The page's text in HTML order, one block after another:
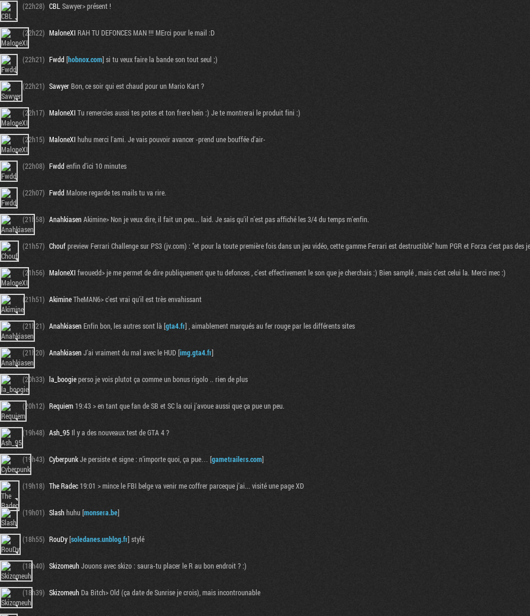
(22h28) CBL Sawyer> présent !
(22h22) MaloneXIRAH TU DEFONCES MAN !!! MErci pour le mail :D
(22h21) Fwdd[hobnox.com] si tu veux faire la bande son tout seul ;)
(22h21) SawyerBon, ce soir qui est chaud pour un Mario Kart ?
(22h17) MaloneXI Tu remercies aussi tes potes et ton frere hein :) Je te montrerai le produit fini :)
(22h15) MaloneXIhuhu merci l'ami. Je vais pouvoir avancer -prend une bouffée d'air-
(22h08) Fwddenfin d'ici 10 minutes
(22h07) FwddMalone regarde tes mails tu va rire.
(21h58) AnahkiasenAkimine> Non je veux dire, il fait un peu... laid. Je sais qu'il n'est pas affiché les 3/4 du temps m'enfin.
(21h57) Choufpreview Ferrari Challenge sur PS3 (jv.com) : "et pour la toute première fois dans un jeu vidéo, cette gamme Ferrari est destructible" hum PGR et Forza c'est pas des
(21h56) MaloneXIfwouedd> je me permet de dire publiquement que tu defonces , c'est effectivement le son que je cherchais :) Bien samplé , mais c'est celui la. Merci mec :)
(21h51) AkimineTheMAN6> c'est vrai qu'il est très envahissant
(21h21) AnahkiasenEnfin bon, les autres sont là [gta4.fr] , aimablement marqués au fer rouge par les différents sites
(21h20) AnahkiasenJ'ai vraiment du mal avec le HUD [img.gta4.fr]
(20h33) la_boogieperso je vois plutot ça comme un bonus rigolo .. rien de plus
(20h12) Requiem19:43 > en tant que fan de SB et SC la oui j'avoue aussi que ça pue un peu.
(19h48) Ash_95 Il y a des nouveaux test de GTA 4 ?
(19h43) CyberpunkJe persiste et signe : n’importe quoi, ça pue… [gametrailers.com]
(19h18) The Radec19:01 > mince le FBI belge va venir me coffrer parceque j'ai... visité une page XD
(19h01) Slashhuhu [monsera.be]
(18h55) RouDy[soledanes.unblog.fr] stylé
(18h40) SkizomeuhJouons avec skizo : saura-tu placer le R au bon endroit ? :)
(18h39) SkizomeuhDa Bitch> Old (ça date de Sunrise je crois), mais incontrounable